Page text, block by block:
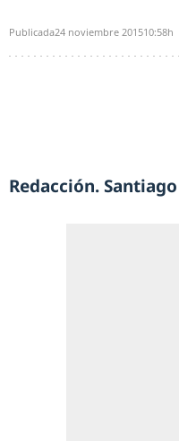
Publicada24 noviembre 201510:58h
Redacción.